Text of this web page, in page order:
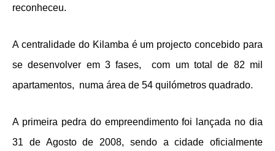
reconheceu.
A centralidade do Kilamba é um projecto concebido para
se desenvolver em 3 fases, com um total de 82 mil
apartamentos, numa área de 54 quilómetros quadrado.
A primeira pedra do empreendimento foi lançada no dia
31 de Agosto de 2008, sendo a cidade oficialmente